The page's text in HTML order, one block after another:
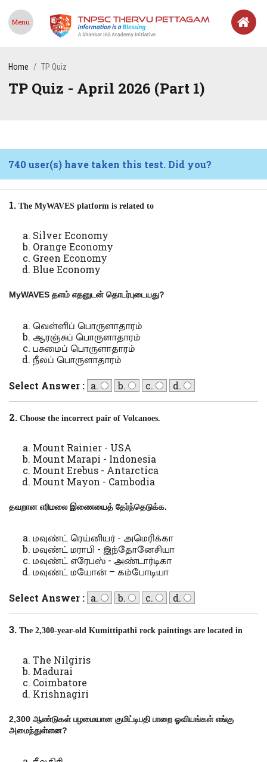
Menu
Home TP Quiz
TP Quiz - April 2026 (Part 1)
740 user(s) have taken this test. Did you?
1.The MyWAVES platform is related to
Silver Economy
Orange Economy
Green Economy
Blue Economy
MyWAVESதளம் எதனுடன் தொடர்புடையது?
வெள்ளிப் பொருளாதாரம்
ஆரஞ்சுப் பொருளாதாரம்
பசுமைப் பொருளாதாரம்
நீலப் பொருளாதாரம்
Select Answer : a. b. c. d.
2.Choose the incorrect pair of Volcanoes.
Mount Rainier - USA
Mount Marapi - Indonesia
Mount Erebus - Antarctica
Mount Mayon - Cambodia
தவறான எரிமலை இணையைத் தேர்ந்தெடுக்க.
மவுண்ட் ரெய்னியர் - அமெரிக்கா
மவுண்ட் மராபி - இந்தோனேசியா
மவுண்ட் எரேபஸ் - அண்டார்டிகா
மவுண்ட் மயோன் – கம்போடியா
Select Answer : a. b. c. d.
3.The 2,300-year-old Kumittipathi rock paintings are located in
The Nilgiris
Madurai
Coimbatore
Krishnagiri
2,300 ஆண்டுகள் பழமையான குமிட்டிபதி பாறை ஓவியங்கள் எங்கு
அமைந்துள்ளன?